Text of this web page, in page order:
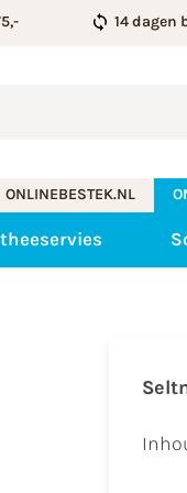
14 dagen
ONLINEBESTEK.NL